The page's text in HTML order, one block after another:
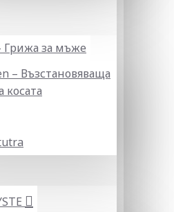
Грижа за мъже
– Възстановяваща
косата